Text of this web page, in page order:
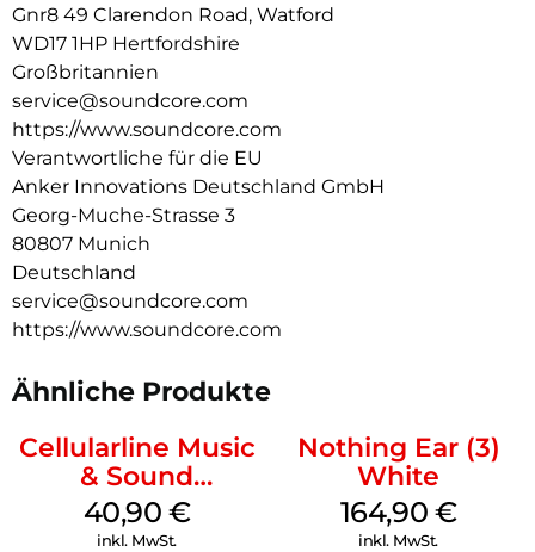
4 strahlformende Mikrofone und ein hochmoderner KI-
Algorithmus erfassen deine Stimme und filtern gleichzeitig
den Lärm heraus. Selbst in belebten Straßen bleibst du bei
wichtigen Gesprächen mühelos zu hören.
Lege das Case auf ein kabelloses Ladegerät für einfaches
Laden ohne Verheddern. Einmal laden bietet 10h
Musikgenuss und mit dem Ladecase 42h.
Gnr8 49 Clarendon Road, Watford
WD17 1HP Hertfordshire
Großbritannien
service@soundcore.com
https://www.soundcore.com
Verantwortliche für die EU
Anker Innovations Deutschland GmbH
Georg-Muche-Strasse 3
80807 Munich
Deutschland
service@soundcore.com
https://www.soundcore.com
Ähnliche Produkte
Cellularline Music
& Sound
Bluetooth
Headphone MAXI
40,90 €
inkl. MwSt.
Nothing Ear (3)
White
164,90 €
inkl. MwSt.